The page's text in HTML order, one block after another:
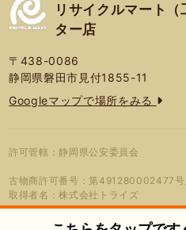
リサイクルマート
ター店
〒438-0086
静岡県磐田市見付1855-11
Googleマップで場所をみる
許可管轄：静岡県公安委員会
古物商許可番号：第491280002477号
取得者名：株式会社トライズ